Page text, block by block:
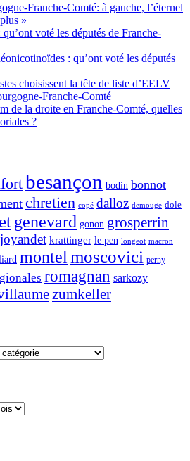
Franche-Comté: à gauche, l’éternel
»
voté les députés de Franche-
: qu’ont voté les députés
choisissent la tête de liste d’EELV
Franche-Comté
de la droite en Franche-Comté, quelles
?
besançon bodin bonnot
chretien copé dalloz demouge dole
genevard gonon grosperrin
joyandet krattinger le pen longeot macron
montelmoscovici perny
romagnan sarkozy
zumkeller